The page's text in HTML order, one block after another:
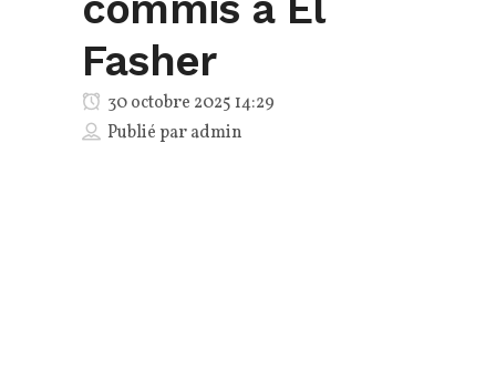
Fasher
30 octobre 2025 14:29
Publié paradmin